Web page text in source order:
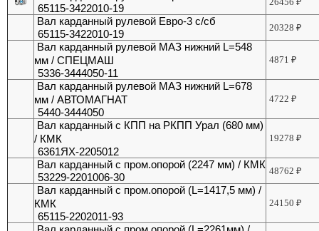
65115-3422010-19
Вал карданный рулевой Евро-3 с/сб
65115-3422010-19
20328₽
Вал карданный рулевой МАЗ нижний L=548
мм / СПЕЦМАШ
5336-3444050-11
4871₽
Вал карданный рулевой МАЗ нижний L=678
мм / АВТОМАГНАТ
5440-3444050
4722₽
Вал карданный с КПП на РКПП Урал (680 мм)
/ КМК
6361ЯХ-2205012
19278₽
Вал карданный с пром.опорой (2247 мм) / КМК
53229-2201006-30
48762₽
Вал карданный с пром.опорой (L=1417,5 мм) /
КМК
65115-2202011-93
24150₽